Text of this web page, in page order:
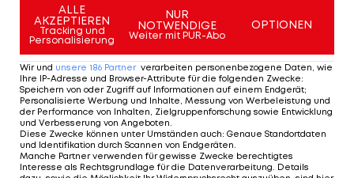
später wurde mittels zweier Gutachten die
Authentizität des Goldenen Balls festgestellt.
Zwei Töchter von Maradona meldeten zuletzt
Ansprüche auf den Pokal an und ließen die
Versteigerung nun gerichtlich stoppen. Angesichts
der Umstände könne der Käufer nicht als
gutgläubiger Erwerber gelten, sagte der Anwalt
der Erbinnen, Gilles Moreu. Die Zentralstelle zur
ALLE
AKZEPTIEREN
Tracking und
Personalisierung
NUR
NOTWENDIGE
Weiter mit PUR-Abo
OPTIONEN
Wir und unsere 186 Partner verarbeiten personenbezogene Daten, wie
Ihre IP-Adresse und Browser-Attribute für die folgenden Zwecke:
Speichern von oder Zugriff auf Informationen auf einem Endgerät;
Personalisierte Werbung und Inhalte, Messung von Werbeleistung und
der Performance von Inhalten, Zielgruppenforschung sowie Entwicklung
und Verbesserung von Angeboten
Diese Zwecke können unter Umständen auch: Genaue Standortdaten
und Identifikation durch Scannen von Endgeräten
Manche Partner verwenden für gewisse Zwecke berechtigtes
Interesse als Rechtsgrundlage für die Datenverarbeitung. Details